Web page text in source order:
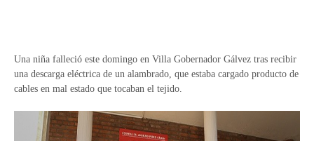
Una niña falleció este domingo en Villa Gobernador Gálvez tras recibir
una descarga eléctrica de un alambrado, que estaba cargado producto de
cables en mal estado que tocaban el tejido.